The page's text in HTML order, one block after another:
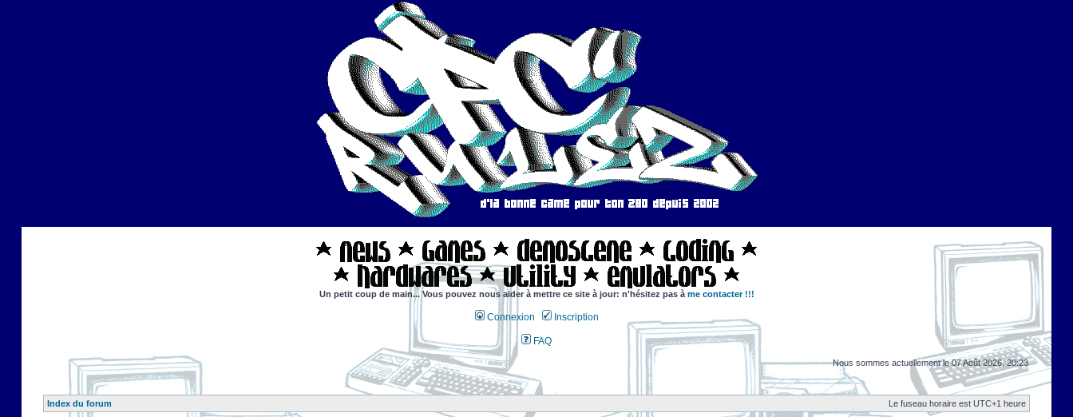
Un petit coup de main... Vous pouvez nous aider à mettre ce site à jour: n'hésitez pas à me contacter !!!
Connexion Inscription
FAQ
Nous sommes actuellement le 07 Août 2026, 20:23
Index du forum Le fuseau horaire est UTC+1 heure